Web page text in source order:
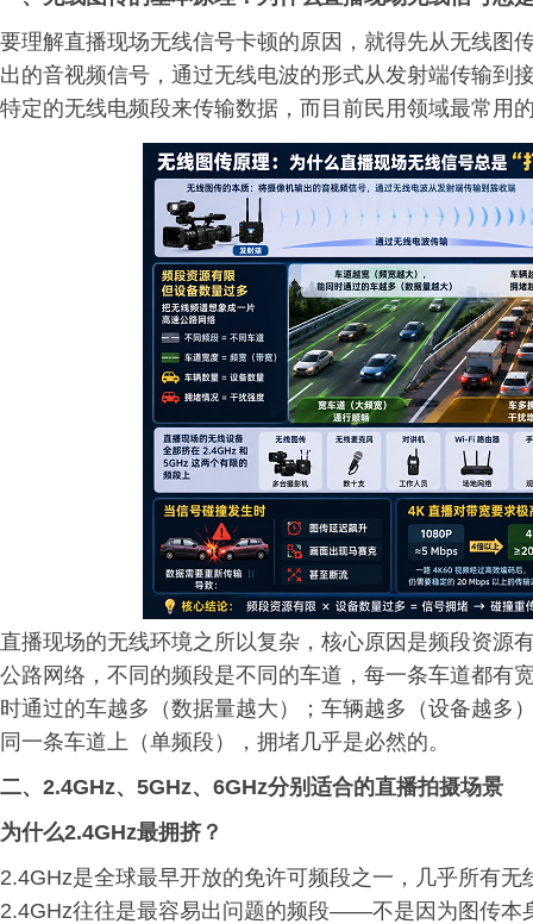
要理解直播现场无线信号卡顿的原因，就得先从无线图
出的音视频信号，通过无线电波的形式从发射端传输到
特定的无线电频段来传输数据，而目前民用领域最常用
直播现场的无线环境之所以复杂，核心原因是频段资源
公路网络，不同的频段是不同的车道，每一条车道都有
时通过的车越多（数据量越大）；车辆越多（设备越多
同一条车道上（单频段），拥堵几乎是必然的。
二、2.4GHz、5GHz、6GHz分别适合的直播拍摄场景
为什么2.4GHz最拥挤？
2.4GHz是全球最早开放的免许可频段之一，几乎所有
2.4GHz往往是最容易出问题的频段——不是因为图传本